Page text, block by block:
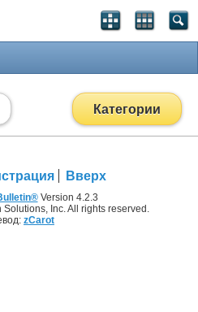
Категории
Вверх
Version 4.2.3
Inc. All rights reserved.
zCarot